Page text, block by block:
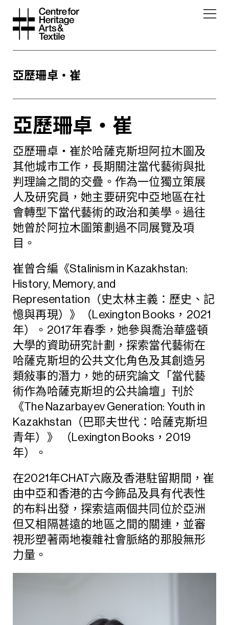
亞歷珊卓・崔
亞歷珊卓・崔
亞歷珊卓・崔於哈薩克斯坦阿拉木圖及
其他城市工作，長期關注當代藝術與批
判理論之間的交疊。作為一位獨立策展
人及研究員，她主要研究中亞地區在社
會轉型下當代藝術的政治和美學。過往
她曾於阿拉木圖策劃過不同展覽及項
目。
崔曾合編《Stalinism in Kazakhstan:
History, Memory, and
Representation（史太林主義：歷史、記
憶與再現）》（Lexington Books，2021
年）。2017年春季，她參與喬治華盛頓
大學的資助研究計劃，探索當代藝術在
哈薩克斯坦的公共文化角色及其創造另
類敍事的潛力，她的研究論文「當代藝
術作為哈薩克斯坦的公共論壇」刊於
《The Nazarbayev Generation: Youth in
Kazakhstan（巴耶夫世代：哈薩克斯坦
青年）》 （Lexington Books，2019
年）。
在2021年CHAT六廠及香港駐留期間，崔
由中亞和香港的古今飾品及具有代表性
的布料出發，探索這兩個共同位於亞洲
但又相隔甚遠的地區之間的關連，並審
視形塑著兩地複雜社會脈絡的那股無形
力量。